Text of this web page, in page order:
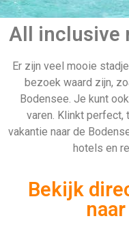
All inclusive
Er zijn veel mooie
bezoek waard zijn,
Bodensee. Je kunt
varen. Klinkt perfect,
vakantie naar de
hotels en
Bekijk